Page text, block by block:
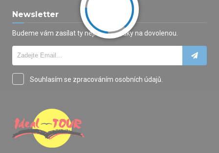
Newsletter
Budeme vám zasílat ty nejlepší nabídky na dovolenou.
Souhlasím se zpracováním osobních údajů.